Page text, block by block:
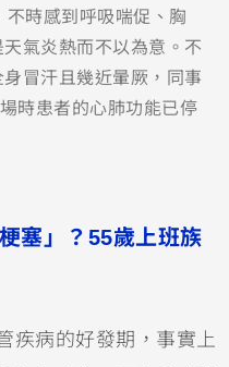
時感到呼吸喘促、胸
氣炎熱而不以為意。不
冒汗且幾近暈厥，同事
時患者的心肺功能已停
塞」？55歲上班族
疾病的好發期，事實上